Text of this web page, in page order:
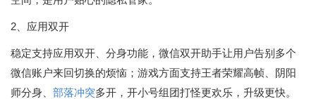
2、应用双开
稳定支持应用双开、分身功能，微信双开助手让用户告别多个
微信账户来回切换的烦恼；游戏方面支持王者荣耀高帧、阴阳
师分身、 部落冲突多开，开小号组团打怪更欢乐，升级更快。